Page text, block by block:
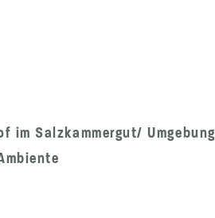
Salzkammergut/ Umgebung